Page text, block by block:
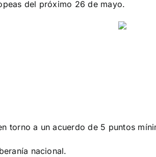
del próximo 26 de mayo.
torno a un acuerdo de 5 puntos
nacional.